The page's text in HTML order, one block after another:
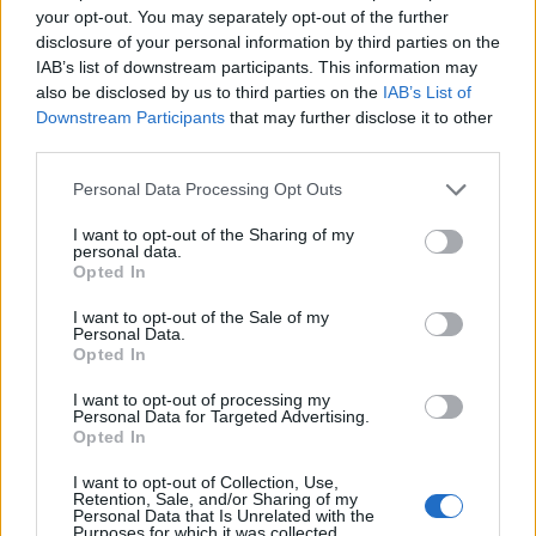
your opt-out. You may separately opt-out of the further
disclosure of your personal information by third parties on the
IAB’s list of downstream participants. This information may
also be disclosed by us to third parties on the IAB’s List of
Downstream Participants that may further disclose it to other
Personal Data Processing Opt Outs
I want to opt-out of the Sharing of my
personal data.
Opted In
I want to opt-out of the Sale of my
Personal Data.
Opted In
I want to opt-out of processing my
Personal Data for Targeted Advertising.
Opted In
I want to opt-out of Collection, Use,
Retention, Sale, and/or Sharing of my
Personal Data that Is Unrelated with the
Purposes for which it was collected.
conséquences néfastes pour la santé. Si vous pensez
que vous dormez la bouche ouverte, il est important
de consulter un médecin ou un dentiste pour
déterminer la cause de cette habitude et mettre en
SANTÉ SOMMEIL
A propos Nathalie Leclerc
Nathalie Leclerc est une journaliste spécialisée en santé et